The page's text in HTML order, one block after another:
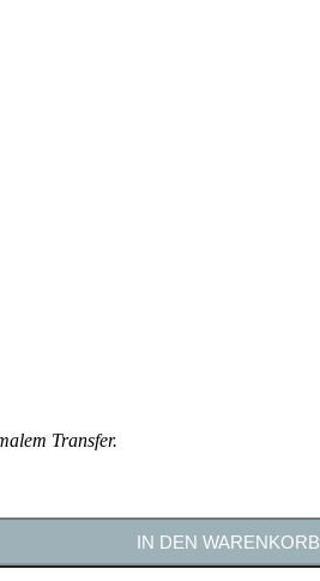
Transfer.
IN DEN WARENKORB